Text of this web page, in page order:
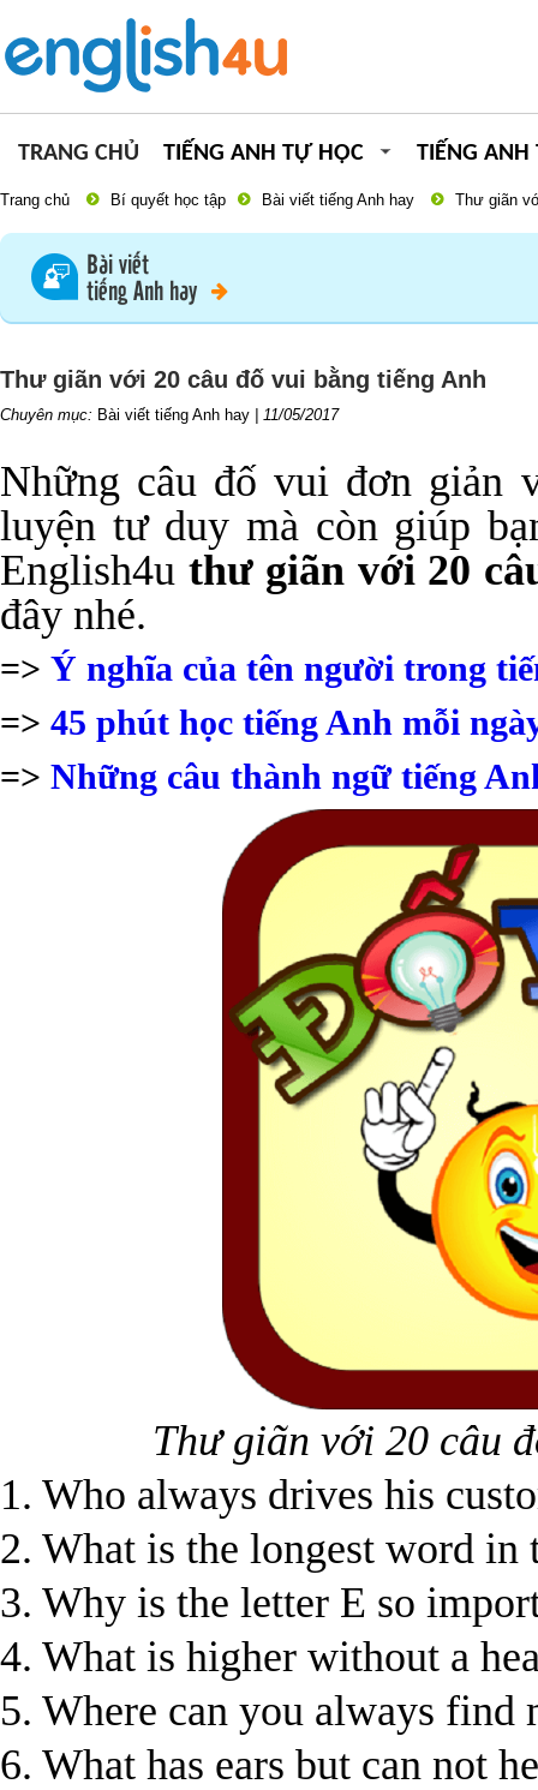
TRANG CHỦ TIẾNG ANH TỰ HỌC TIẾNG ANH
Trang chủ Bí quyết học tập Bài viết tiếng Anh hay Thư giãn
Bài viết
tiếng Anh hay
Thư giãn với 20 câu đố vui bằng tiếng Anh
Chuyên mục: Bài viết tiếng Anh hay 11/05/2017
Những câu đố vui đơn giản
luyện tư duy mà còn giúp
English4u thư giãn với 20
đây nhé.
=> Ý nghĩa của tên người trong
=> 45 phút học tiếng Anh mỗi
=> Những câu thành ngữ tiếng
Thư giãn với 20 câu
1. Who always drives his
2. What is the longest word in
3. Why is the letter E so
4. What is higher without a
5. Where can you always find
6. What has ears but can not